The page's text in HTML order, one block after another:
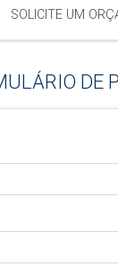
SOLICITE UM
DE